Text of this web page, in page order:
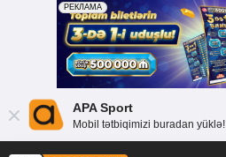
APA Sport
Mobil tətbiqimizi buradan yüklə!